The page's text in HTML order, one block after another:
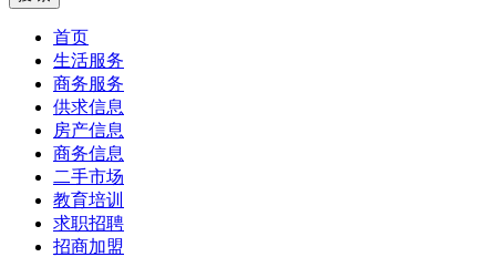
首页
生活服务
商务服务
供求信息
房产信息
商务信息
二手市场
教育培训
求职招聘
招商加盟